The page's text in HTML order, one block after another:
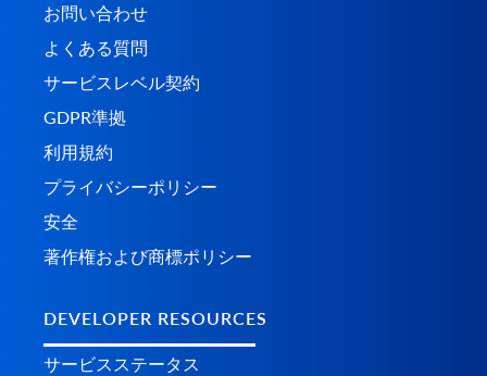
お問い合わせ
よくある質問
サービスレベル契約
GDPR準拠
利用規約
プライバシーポリシー
安全
著作権および商標ポリシー
DEVELOPER RESOURCES
サービスステータス